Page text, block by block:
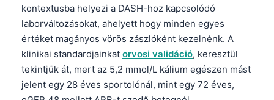
kontextusba helyezi a DASH-hoz kapcsolódó
laborváltozásokat, ahelyett hogy minden egyes
értéket magányos vörös zászlóként kezelnénk. A
klinikai standardjainkat orvosi validáció, keresztül
tekintjük át, mert az 5,2 mmol/L kálium egészen mást
jelent egy 28 éves sportolónál, mint egy 72 éves,